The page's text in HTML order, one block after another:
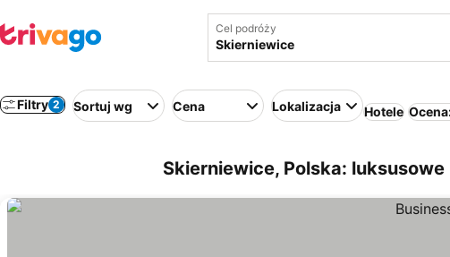
Cel podróży
Filtry 2 Sortuj wg Cena Lokalizacja Hotele
Skierniewice, Polska: luksusowe